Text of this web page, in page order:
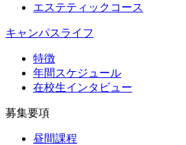
エステティックコース
キャンパスライフ
特徴
年間スケジュール
在校生インタビュー
募集要項
昼間課程